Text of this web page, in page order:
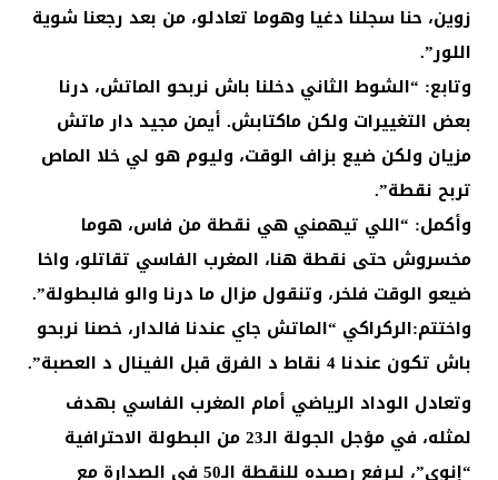
زوين، حنا سجلنا دغيا وهوما تعادلو، من بعد رجعنا شوية
اللور”.
وتابع: “الشوط الثاني دخلنا باش نربحو الماتش، درنا
بعض التغييرات ولكن ماكتابش. أيمن مجيد دار ماتش
مزيان ولكن ضيع بزاف الوقت، وليوم هو لي خلا الماص
تربح نقطة”.
وأكمل: “اللي تيهمني هي نقطة من فاس، هوما
مخسروش حتى نقطة هنا، المغرب الفاسي تقاتلو، واخا
ضيعو الوقت فلخر، وتنقول مزال ما درنا والو فالبطولة”.
واختتم:الركراكي “الماتش جاي عندنا فالدار، خصنا نربحو
باش تكون عندنا 4 نقاط د الفرق قبل الفينال د العصبة”.
وتعادل الوداد الرياضي أمام المغرب الفاسي بهدف
لمثله، في مؤجل الجولة الـ23 من البطولة الاحترافية
“إنوي”، ليرفع رصيده للنقطة الـ50 في الصدارة مع